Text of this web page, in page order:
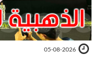
05-08-2026